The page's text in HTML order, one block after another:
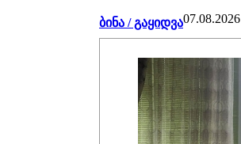
ბინა / გაყიდვა07.08.2026